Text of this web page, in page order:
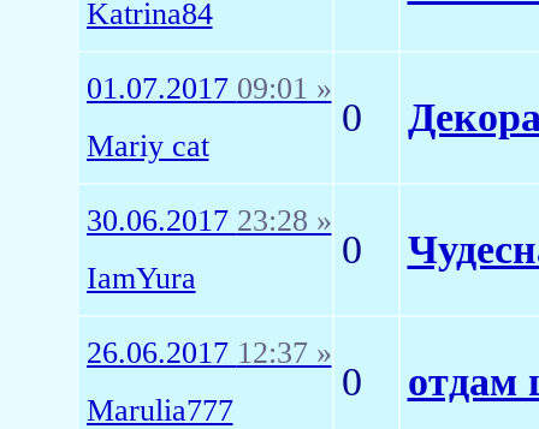
Katrina84
01.07.2017 09:01 »
Mariy cat
0
30.06.2017 23:28 »
IamYura
0
26.06.2017 12:37 »
Marulia777
0 отдам